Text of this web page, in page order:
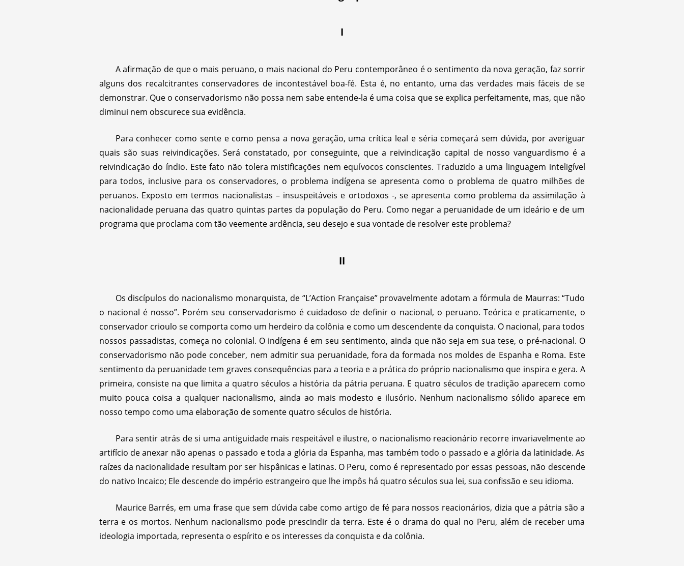
I
A afirmação de que o mais peruano, o mais nacional do Peru contemporâneo é o sentimento da nova geração, faz sorrir
alguns dos recalcitrantes conservadores de incontestável boa-fé. Esta é, no entanto, uma das verdades mais fáceis de se
demonstrar. Que o conservadorismo não possa nem sabe entende-la é uma coisa que se explica perfeitamente, mas, que não
diminui nem obscurece sua evidência.
Para conhecer como sente e como pensa a nova geração, uma crítica leal e séria começará sem dúvida, por averiguar
quais são suas reivindicações. Será constatado, por conseguinte, que a reivindicação capital de nosso vanguardismo é a
reivindicação do índio. Este fato não tolera mistificações nem equívocos conscientes. Traduzido a uma linguagem inteligível
para todos, inclusive para os conservadores, o problema indígena se apresenta como o problema de quatro milhões de
peruanos. Exposto em termos nacionalistas – insuspeitáveis e ortodoxos -, se apresenta como problema da assimilação à
nacionalidade peruana das quatro quintas partes da população do Peru. Como negar a peruanidade de um ideário e de um
programa que proclama com tão veemente ardência, seu desejo e sua vontade de resolver este problema?
II
Os discípulos do nacionalismo monarquista, de “L’Action Française” provavelmente adotam a fórmula de Maurras: “Tudo
o nacional é nosso”. Porém seu conservadorismo é cuidadoso de definir o nacional, o peruano. Teórica e praticamente, o
conservador crioulo se comporta como um herdeiro da colônia e como um descendente da conquista. O nacional, para todos
nossos passadistas, começa no colonial. O indígena é em seu sentimento, ainda que não seja em sua tese, o pré-nacional. O
conservadorismo não pode conceber, nem admitir sua peruanidade, fora da formada nos moldes de Espanha e Roma. Este
sentimento da peruanidade tem graves consequências para a teoria e a prática do próprio nacionalismo que inspira e gera. A
primeira, consiste na que limita a quatro séculos a história da pátria peruana. E quatro séculos de tradição aparecem como
muito pouca coisa a qualquer nacionalismo, ainda ao mais modesto e ilusório. Nenhum nacionalismo sólido aparece em
nosso tempo como uma elaboração de somente quatro séculos de história.
Para sentir atrás de si uma antiguidade mais respeitável e ilustre, o nacionalismo reacionário recorre invariavelmente ao
artifício de anexar não apenas o passado e toda a glória da Espanha, mas também todo o passado e a glória da latinidade. As
raízes da nacionalidade resultam por ser hispânicas e latinas. O Peru, como é representado por essas pessoas, não descende
do nativo Incaico; Ele descende do império estrangeiro que lhe impôs há quatro séculos sua lei, sua confissão e seu idioma.
Maurice Barrés, em uma frase que sem dúvida cabe como artigo de fé para nossos reacionários, dizia que a pátria são a
terra e os mortos. Nenhum nacionalismo pode prescindir da terra. Este é o drama do qual no Peru, além de receber uma
ideologia importada, representa o espírito e os interesses da conquista e da colônia.